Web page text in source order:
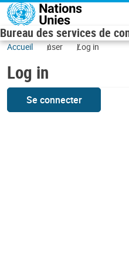
Skip to main content
Bureau des services de
Accueil user Log in
Log in
Se connecter